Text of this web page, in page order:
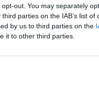
out. You may separately
parties on the IAB’s list of
by us to third parties on the
it to other third parties.